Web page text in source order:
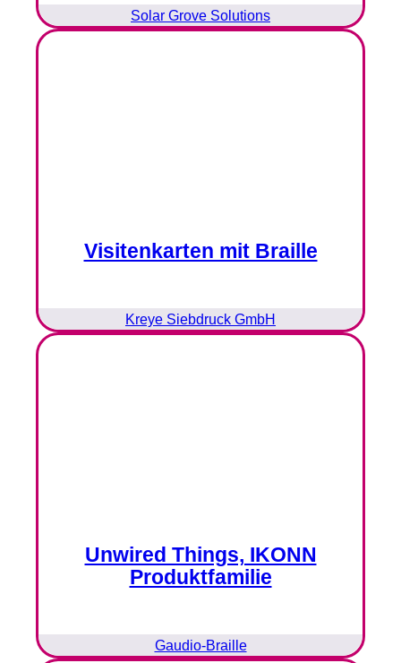
Solar Grove Solutions
Visitenkarten mit Braille
Kreye Siebdruck GmbH
Unwired Things, IKONN
Produktfamilie
Gaudio-Braille